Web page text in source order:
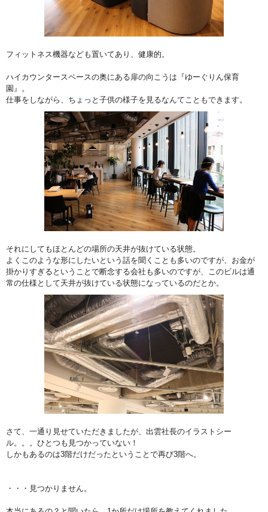
フィットネス機器なども置いてあり、健康的。
ハイカウンタースペースの奥にある扉の向こうは『ゆーぐりん保育
園』。
仕事をしながら、ちょっと子供の様子を見るなんてこともできます。
それにしてもほとんどの場所の天井が抜けている状態。
よくこのような形にしたいという話を聞くことも多いのですが、お金が
掛かりすぎるということで断念する会社も多いのですが、このビルは通
常の仕様として天井が抜けている状態になっているのだとか。
さて、一通り見せていただきましたが、出雲社長のイラストシー
ル。。。ひとつも見つかっていない！
しかもあるのは3階だけだったということで再び3階へ。
・・・見つかりません。